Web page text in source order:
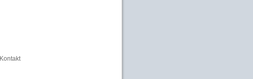
Kontakt